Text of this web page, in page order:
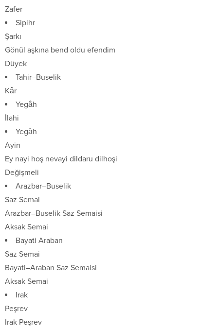
Zafer
Sipihr
Şarkı
Gönül aşkına bend oldu efendim
Düyek
Tahir–Buselik
Kâr
Yegâh
İlahi
Yegâh
Ayin
Ey nayi hoş nevayi dildaru dilhoşi
Değişmeli
Arazbar–Buselik
Saz Semai
Arazbar–Buselik Saz Semaisi
Aksak Semai
Bayati Araban
Saz Semai
Bayati–Araban Saz Semaisi
Aksak Semai
Irak
Peşrev
Irak Peşrev